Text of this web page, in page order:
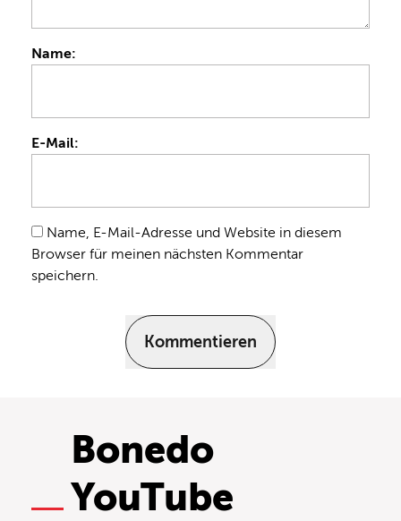
Name:
E-Mail:
Name, E-Mail-Adresse und Website in diesem
Browser für meinen nächsten Kommentar
speichern.
Kommentieren
Bonedo
YouTube